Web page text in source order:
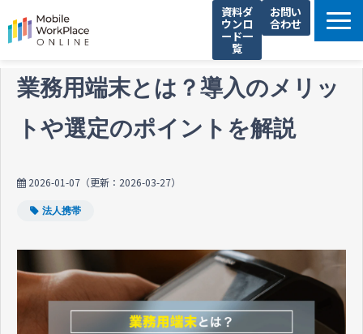
資料ダ
ウンロ
ード一
覧
お問い
合わせ
製品サービス一覧
解決できる課題
コネクシオの強み
法人携帯お役立ち情報
運営会社
業務用端末とは？導入のメリッ
トや選定のポイントを解説
2026-01-07 （更新： 2026-03-27）
法人携帯